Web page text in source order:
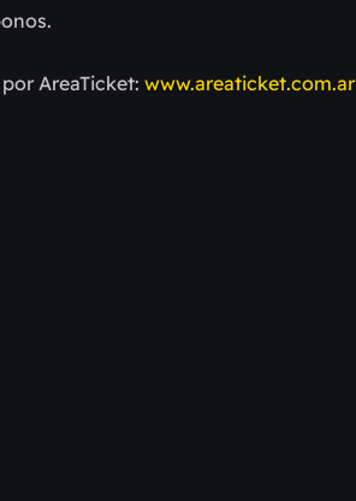
AreaTicket: www.areaticket.com.ar